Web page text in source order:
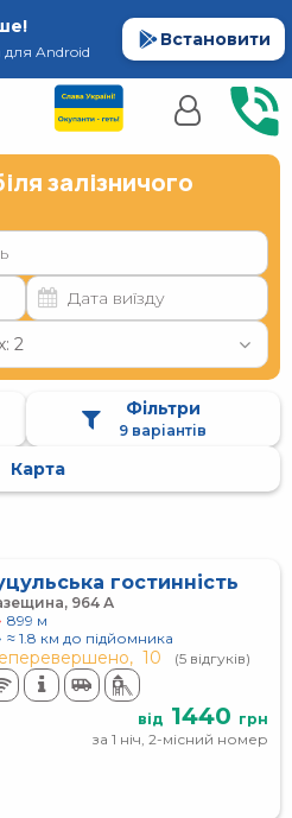
для Android
Встановити
залізничого
2
Фільтри
9 варіантів
Карта
гостинність
964 А
899 м
≈ 1.8 км до підйомника
10 (5 відгуків)
від 1440 грн
за 1 ніч, 2-місний номер